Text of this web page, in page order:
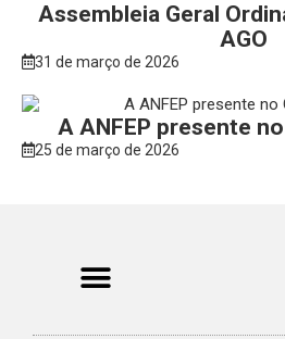
Assembleia Geral
AGO
31 de março de 2026
A ANFEP presente
25 de março de 2026